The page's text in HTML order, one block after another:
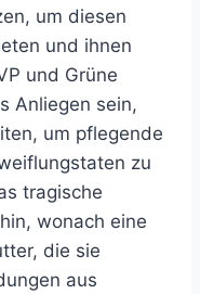
um diesen
und ihnen
und Grüne
Anliegen sein,
um pflegende
zu
tragische
wonach eine
die sie
aus